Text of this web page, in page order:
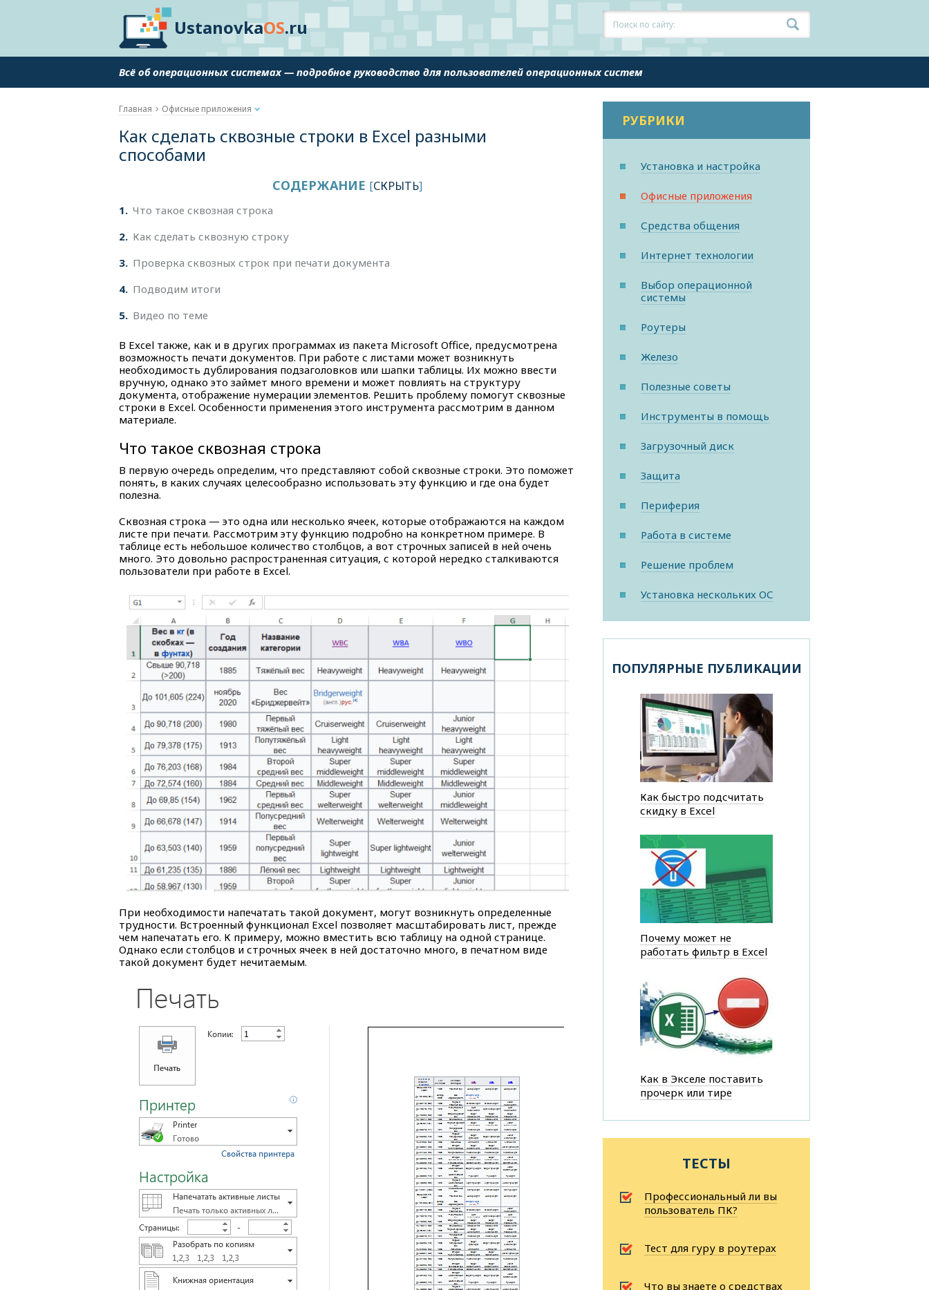
UstanovkaOS.ru
Всё об операционных системах — подробное руководство для пользователей операционных систем
Главная Офисные приложения
Как сделать сквозные строки в Excel разными
способами
СОДЕРЖАНИЕ [СКРЫТЬ]
1
Что такое сквозная строка
2 Как сделать сквозную строку
3 Проверка сквозных строк при печати документа
4 Подводим итоги
5 Видео по теме
В Excel также, как и в других программах из пакета Microsoft Office, предусмотрена
возможность печати документов. При работе с листами может возникнуть
необходимость дублирования подзаголовков или шапки таблицы. Их можно ввести
вручную, однако это займет много времени и может повлиять на структуру
документа, отображение нумерации элементов. Решить проблему помогут сквозные
строки в Excel. Особенности применения этого инструмента рассмотрим в данном
материале.
Что такое сквозная строка
В первую очередь определим, что представляют собой сквозные строки. Это поможет
понять, в каких случаях целесообразно использовать эту функцию и где она будет
полезна.
Сквозная строка — это одна или несколько ячеек, которые отображаются на каждом
листе при печати. Рассмотрим эту функцию подробно на конкретном примере. В
таблице есть небольшое количество столбцов, а вот строчных записей в ней очень
много. Это довольно распространенная ситуация, с которой нередко сталкиваются
пользователи при работе в Excel.
При необходимости напечатать такой документ, могут возникнуть определенные
трудности. Встроенный функционал Excel позволяет масштабировать лист, прежде
чем напечатать его. К примеру, можно вместить всю таблицу на одной странице.
Однако если столбцов и строчных ячеек в ней достаточно много, в печатном виде
такой документ будет нечитаемым.
РУБРИКИ
Установка и настройка
Офисные приложения
Средства общения
Интернет технологии
Выбор операционной
системы
Роутеры
Железо
Полезные советы
Инструменты в помощь
Загрузочный диск
Защита
Периферия
Работа в системе
Решение проблем
Установка нескольких ОС
ПОПУЛЯРНЫЕ ПУБЛИКАЦИИ
Как быстро подсчитать
скидку в Excel
Почему может не
работать фильтр в Excel
Как в Экселе поставить
прочерк или тире
ТЕСТЫ
Профессиональный ли вы
пользователь ПК?
Тест для гуру в роутерах
Что вы знаете о средствах